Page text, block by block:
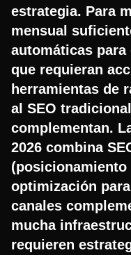
estrategia. Para
mensual
automáticas
que requieran
herramientas de
al SEO
complementan.
2026 combina
(posicionamiento
optimización
canales
mucha
requieren